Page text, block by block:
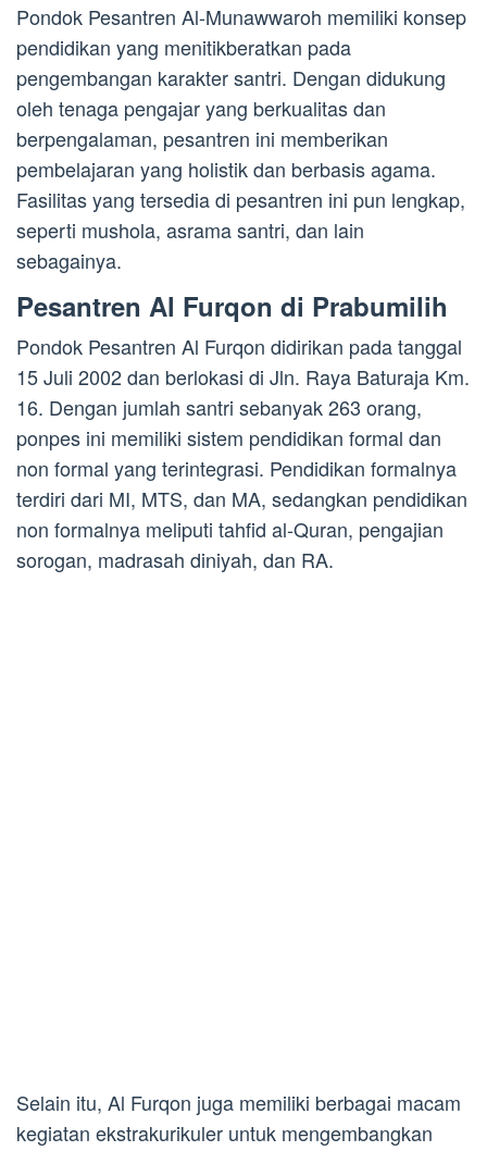
Pondok Pesantren Al-Munawwaroh memiliki konsep
pendidikan yang menitikberatkan pada
pengembangan karakter santri. Dengan didukung
oleh tenaga pengajar yang berkualitas dan
berpengalaman, pesantren ini memberikan
pembelajaran yang holistik dan berbasis agama.
Fasilitas yang tersedia di pesantren ini pun lengkap,
seperti mushola, asrama santri, dan lain
sebagainya.
Pesantren Al Furqon di Prabumilih
Pondok Pesantren Al Furqon didirikan pada tanggal
15 Juli 2002 dan berlokasi di Jln. Raya Baturaja Km.
16. Dengan jumlah santri sebanyak 263 orang,
ponpes ini memiliki sistem pendidikan formal dan
non formal yang terintegrasi. Pendidikan formalnya
terdiri dari MI, MTS, dan MA, sedangkan pendidikan
non formalnya meliputi tahfid al-Quran, pengajian
sorogan, madrasah diniyah, dan RA.
Selain itu, Al Furqon juga memiliki berbagai macam
kegiatan ekstrakurikuler untuk mengembangkan